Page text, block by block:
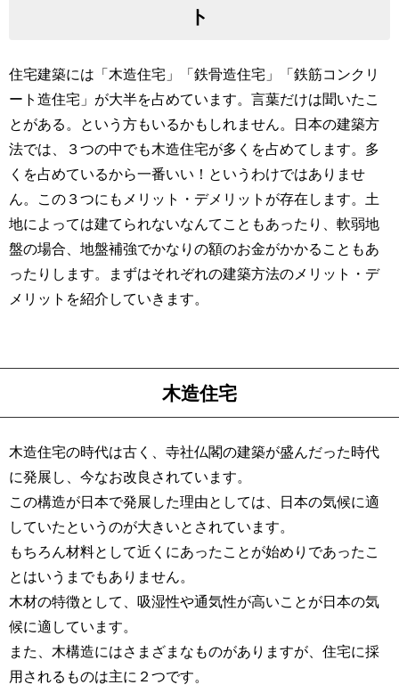
ト
住宅建築には「木造住宅」「鉄骨造住宅」「鉄筋コンクリ
ート造住宅」が大半を占めています。言葉だけは聞いたこ
とがある。という方もいるかもしれません。日本の建築方
法では、３つの中でも木造住宅が多くを占めてします。多
くを占めているから一番いい！というわけではありませ
ん。この３つにもメリット・デメリットが存在します。土
地によっては建てられないなんてこともあったり、軟弱地
盤の場合、地盤補強でかなりの額のお金がかかることもあ
ったりします。まずはそれぞれの建築方法のメリット・デ
メリットを紹介していきます。
木造住宅
木造住宅の時代は古く、寺社仏閣の建築が盛んだった時代
に発展し、今なお改良されています。
この構造が日本で発展した理由としては、日本の気候に適
していたというのが大きいとされています。
もちろん材料として近くにあったことが始めりであったこ
とはいうまでもありません。
木材の特徴として、吸湿性や通気性が高いことが日本の気
候に適しています。
また、木構造にはさまざまなものがありますが、住宅に採
用されるものは主に２つです。